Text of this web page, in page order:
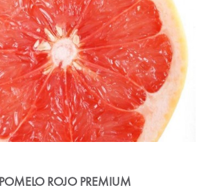
POMELO ROJO PREMIUM